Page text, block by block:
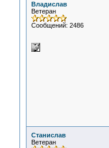
Владислав
Ветеран
Сообщений: 2486
Станислав
Ветеран